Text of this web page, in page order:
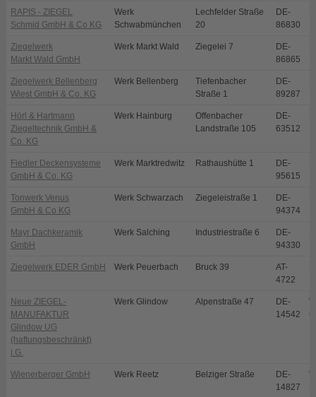
RAPIS - ZIEGEL
Schmid GmbH & Co KG
Werk
Schwabmünchen
Lechfelder Straße
20
DE-
86830
Ziegelwerk
Markt Wald GmbH
Werk Markt Wald Ziegelei 7
DE-
86865
Ziegelwerk Bellenberg
Wiest GmbH & Co. KG
Werk Bellenberg
Tiefenbacher
Straße 1
DE-
89287
Hörl & Hartmann
Ziegeltechnik GmbH &
Co. KG
Werk Hainburg
Offenbacher
Landstraße 105
DE-
63512
Fiedler Deckensysteme
GmbH & Co. KG
Werk Marktredwitz Rathaushütte 1
DE-
95615
Tonwerk Venus
GmbH & Co KG
Werk Schwarzach Ziegeleistraße 1
DE-
94374
Mayr Dachkeramik
GmbH
Werk Salching Industriestraße 6
DE-
94330
Ziegelwerk EDER GmbH Werk Peuerbach Bruck 39
AT-
4722
Neue ZIEGEL-
MANUFAKTUR
Glindow UG
(haftungsbeschränkt)
i.G.
Werk Glindow Alpenstraße 47
DE-
14542
Wienerberger GmbH Werk Reetz Belziger Straße
DE-
14827